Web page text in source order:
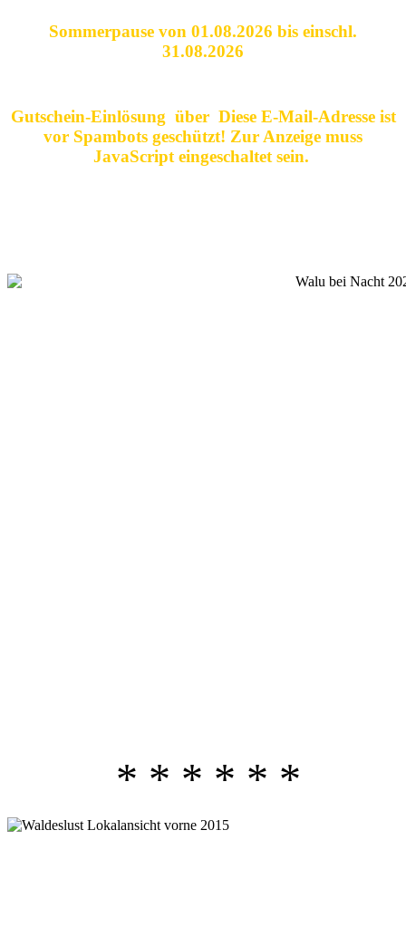
Sommerpause von 01.08.2026 bis einschl.
31.08.2026
Gutschein-Einlösung über Diese E-Mail-Adresse ist
vor Spambots geschützt! Zur Anzeige muss
JavaScript eingeschaltet sein.
* * * * * *